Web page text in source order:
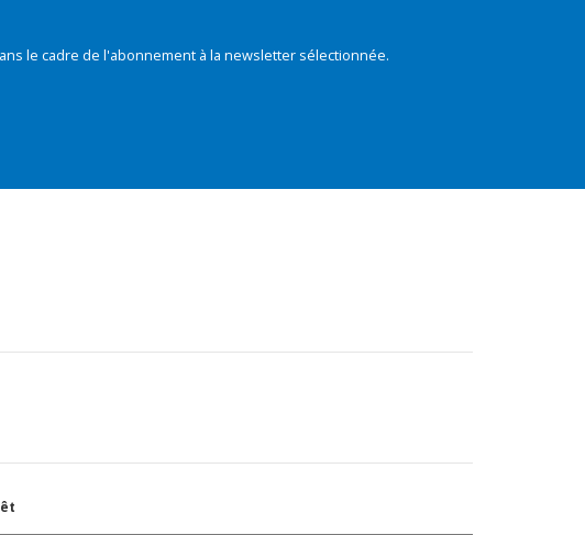
le cadre de l'abonnement à la newsletter sélectionnée.